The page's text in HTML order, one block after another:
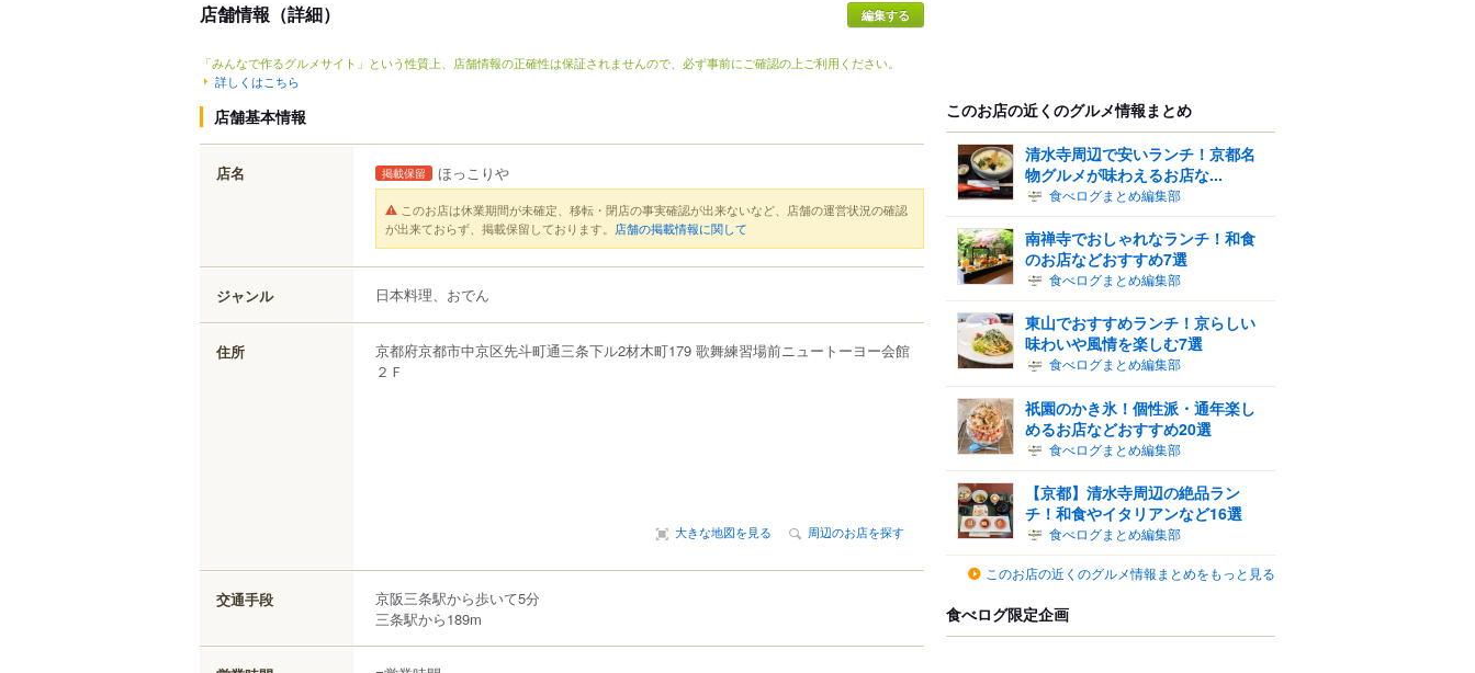
店舗情報（詳細）
「みんなで作るグルメサイト」という性質上、店舗情報の正確性は保証されませんので、必ず事前にご確認の上ご利用ください。
詳しくはこちら
店舗基本情報
店名 掲載保留 ほっこりや
このお店は休業期間が未確定、移転・閉店の事実確認が出来ないなど、店舗の運営状況の確認
が出来ておらず、掲載保留しております。 店舗の掲載情報に関して
ジャンル 日本料理、おでん
住所 京都府京都市中京区先斗町通三条下ル2材木町179 歌舞練習場前ニュートーヨー会館
２Ｆ
大きな地図を見る 周辺のお店を探す
交通手段
京阪三条駅から歩いて5分
三条駅から189m
このお店の近くのグルメ情報まとめ
清水寺周辺で安いランチ！京都名
物グルメが味わえるお店な...
食べログまとめ編集部
南禅寺でおしゃれなランチ！和食
のお店などおすすめ7選
食べログまとめ編集部
東山でおすすめランチ！京らしい
味わいや風情を楽しむ7選
食べログまとめ編集部
祇園のかき氷！個性派・通年楽し
めるお店などおすすめ20選
食べログまとめ編集部
【京都】清水寺周辺の絶品ラン
チ！和食やイタリアンなど16選
食べログまとめ編集部
このお店の近くのグルメ情報まとめをもっと見る
食べログ限定企画